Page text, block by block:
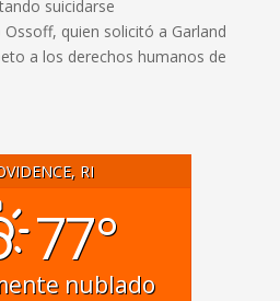
suicidarse
quien solicitó a Garland
a los derechos humanos de
RI
77°
nublado